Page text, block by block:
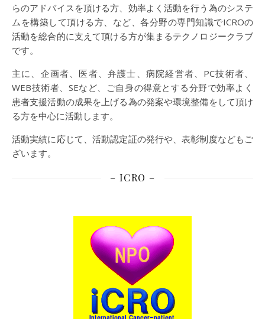
らのアドバイスを頂ける方、効率よく活動を行う為のシステ
ムを構築して頂ける方、など、各分野の専門知識でICROの
活動を総合的に支えて頂ける方が集まるテクノロジークラブ
です。
主に、企画者、医者、弁護士、病院経営者、PC技術者、
WEB技術者、SEなど、ご自身の得意とする分野で効率よく
患者支援活動の成果を上げる為の発案や環境整備をして頂け
る方を中心に活動します。
活動実績に応じて、活動認定証の発行や、表彰制度などもご
ざいます。
– ICRO –